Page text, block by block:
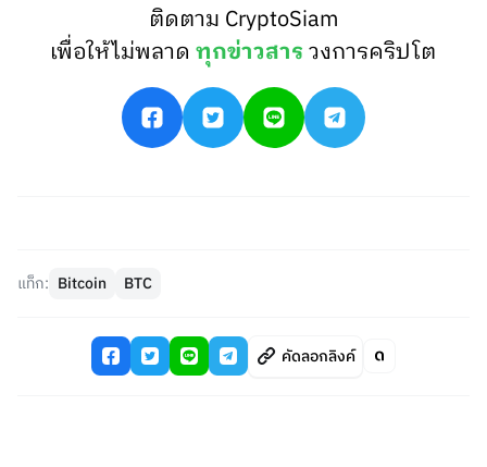
ติดตาม CryptoSiam
เพื่อให้ไม่พลาดทุกข่าวสารวงการคริปโต
แท็ก: Bitcoin BTC
คัดลอกลิงค์